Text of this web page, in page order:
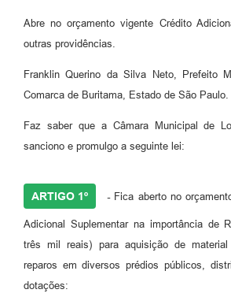
A Prefeitura
Transparência
Cadastro usuários de transporte para Trabalho
Arquivos para Download
Cadastro para Estágio
Abre no orçamento vigente Crédito
outras providências.
Franklin Querino da Silva Neto, Prefeito
Comarca de Buritama, Estado de São Paulo.
Faz saber que a Câmara Municipal de
sanciono e promulgo a seguinte lei:
ARTIGO 1º - Fica aberto no
Adicional Suplementar na importância de
três mil reais) para aquisição de
reparos em diversos prédios públicos,
dotações: